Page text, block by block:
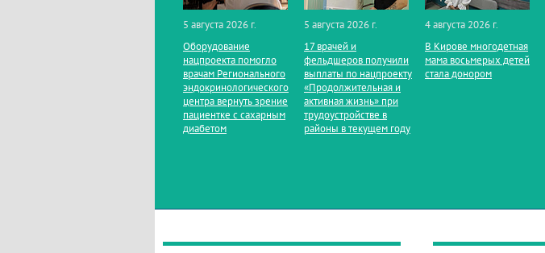
5 августа 2026 г.
Оборудование
нацпроекта помогло
врачам Регионального
эндокринологического
центра вернуть зрение
пациентке с сахарным
диабетом
5 августа 2026 г.
17 врачей и
фельдшеров получили
выплаты по нацпроекту
«Продолжительная и
активная жизнь» при
трудоустройстве в
районы в текущем году
4 августа 2026 г.
В Кирове многодетная
мама восьмерых детей
стала донором